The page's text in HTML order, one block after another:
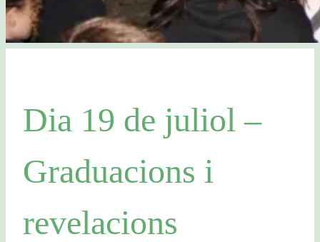
Dia 19 de juliol –
Graduacions i
revelacions